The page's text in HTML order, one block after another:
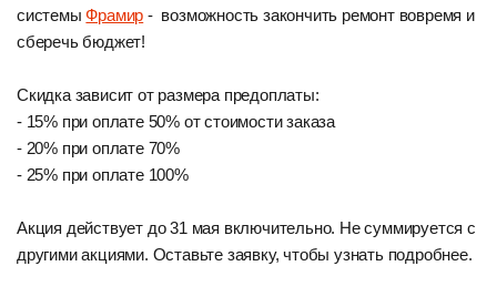
системыФрамир - возможность закончить ремонт вовремя и
сберечь бюджет!
Скидка зависит от размера предоплаты:
- 15% при оплате 50% от стоимости заказа
- 20% при оплате 70%
- 25% при оплате 100%
Акция действует до 31 мая включительно. Не суммируется с
другими акциями. Оставьте заявку, чтобы узнать подробнее.